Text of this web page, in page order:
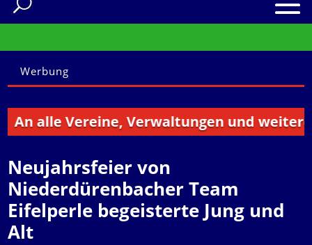
Werbung
alle Vereine, Verwaltungen und weitere
Neujahrsfeier von
Niederdürenbacher Team
Eifelperle begeisterte Jung und
Alt